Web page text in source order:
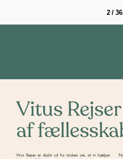
2 / 36